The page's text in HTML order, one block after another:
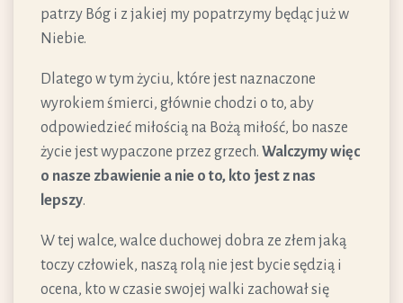
patrzy Bóg i z jakiej my popatrzymy będąc już w
Niebie.
Dlatego w tym życiu, które jest naznaczone
wyrokiem śmierci, głównie chodzi o to, aby
odpowiedzieć miłością na Bożą miłość, bo nasze
życie jest wypaczone przez grzech. Walczymy więc
o nasze zbawienie a nie o to, kto jest z nas
lepszy.
W tej walce, walce duchowej dobra ze złem jaką
toczy człowiek, naszą rolą nie jest bycie sędzią i
ocena, kto w czasie swojej walki zachował się